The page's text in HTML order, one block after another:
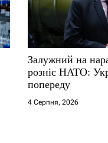
Залужний на
розніс НАТО:
попереду
4 Серпня, 2026